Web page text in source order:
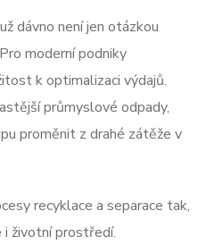
dávno není jen otázkou
moderní podniky
k optimalizaci výdajů.
průmyslové odpady,
proměnit z drahé zátěže v
recyklace a separace tak,
životní prostředí.